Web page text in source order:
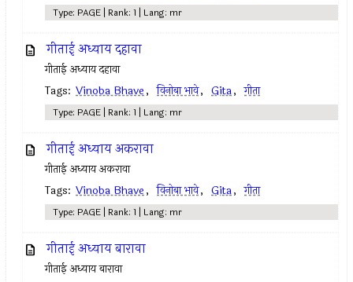
Type: PAGE | Rank: 1 | Lang: mr
गीताई अध्याय दहावा
गीताई अध्याय दहावा
Tags: Vinoba Bhave, विनोबा भावे, Gita, गीता
Type: PAGE | Rank: 1 | Lang: mr
गीताई अध्याय अकरावा
गीताई अध्याय अकरावा
Tags: Vinoba Bhave, विनोबा भावे, Gita, गीता
Type: PAGE | Rank: 1 | Lang: mr
गीताई अध्याय बारावा
गीताई अध्याय बारावा